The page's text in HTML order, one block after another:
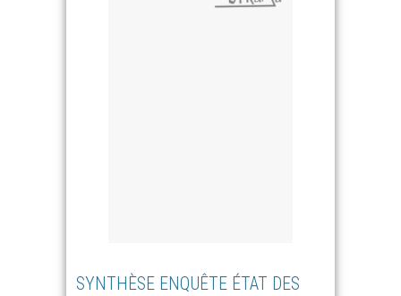
SYNTHÈSE ENQUÊTE ÉTAT DES